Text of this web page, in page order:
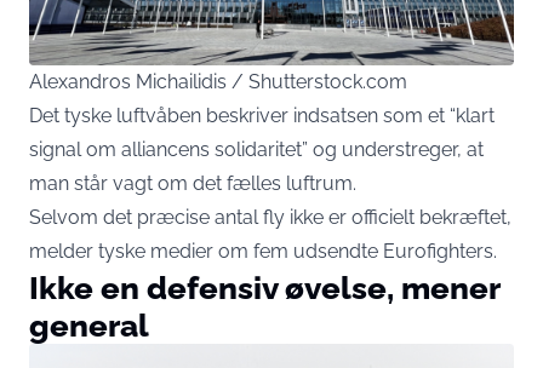
Alexandros Michailidis / Shutterstock.com
Det tyske luftvåben beskriver indsatsen som et “klart
signal om alliancens solidaritet” og understreger, at
man står vagt om det fælles luftrum.
Selvom det præcise antal fly ikke er officielt bekræftet,
melder tyske medier om fem udsendte Eurofighters.
Ikke en defensiv øvelse, mener
general